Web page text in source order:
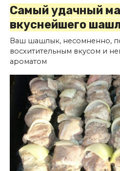
Самый удачный
вкуснейшего
Ваш шашлык, несомненно,
восхитительным вкусом и
ароматом